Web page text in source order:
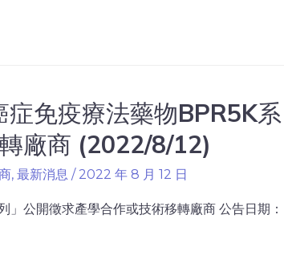
免疫療法藥物BPR5K系
廠商 (2022/8/12)
, 最新消息 / 2022 年 8 月 12 日
公開徵求產學合作或技術移轉廠商 公告日期：